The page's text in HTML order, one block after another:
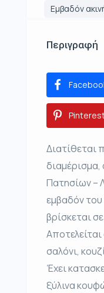
Εμβαδόν
Περιγραφή
Διατίθεται
Πατησίων –
εμβαδόν του
βρίσκεται
σαλόνι,
Έχει
ξύλινα